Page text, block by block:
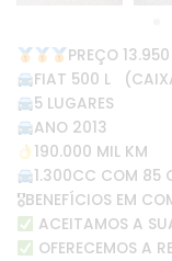
PREÇO
FIAT 500 L
5 LUGARES
ANO 2013
190.000 MIL KM
1.300CC COM 85
🎖BENEFÍCIOS EM
ACEITAMOS A
OFERECEMOS A